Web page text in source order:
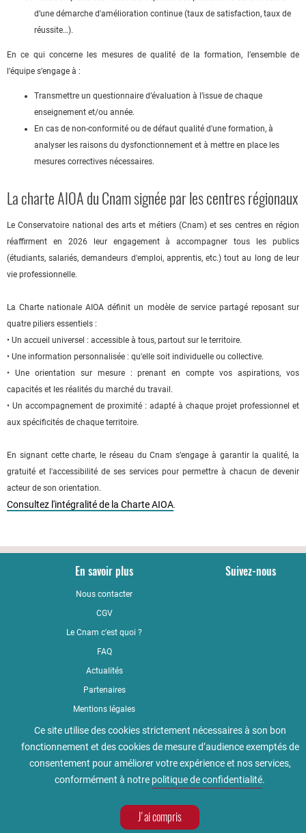
d’une démarche d'amélioration continue (taux de satisfaction, taux de
réussite…).
En ce qui concerne les mesures de qualité de la formation, l’ensemble de
l’équipe s’engage à :
Transmettre un questionnaire d’évaluation à l’issue de chaque
enseignement et/ou année.
En cas de non-conformité ou de défaut qualité d'une formation, à
analyser les raisons du dysfonctionnement et à mettre en place les
mesures correctives nécessaires.
La charte AIOA du Cnam signée par les centres régionaux
Le Conservatoire national des arts et métiers (Cnam) et ses centres en région
réaffirment en 2026 leur engagement à accompagner tous les publics
(étudiants, salariés, demandeurs d'emploi, apprentis, etc.) tout au long de leur
vie professionnelle.
La Charte nationale AIOA définit un modèle de service partagé reposant sur
quatre piliers essentiels :
• Un accueil universel : accessible à tous, partout sur le territoire.
• Une information personnalisée : qu'elle soit individuelle ou collective.
• Une orientation sur mesure : prenant en compte vos aspirations, vos
capacités et les réalités du marché du travail.
• Un accompagnement de proximité : adapté à chaque projet professionnel et
aux spécificités de chaque territoire.
En signant cette charte, le réseau du Cnam s’engage à garantir la qualité, la
gratuité et l'accessibilité de ses services pour permettre à chacun de devenir
acteur de son orientation.
Consultez l'intégralité de la Charte AIOA.
En savoir plus
Nous contacter
CGV
Le Cnam c'est quoi ?
FAQ
Actualités
Partenaires
Mentions légales
Qualité
Règlement intérieur
Accessibilité : non conforme
Politique de confidentialité
Suivez-nous
Prenez RDV
Ce site utilise des cookies strictement nécessaires à son bon
fonctionnement et des cookies de mesure d’audience exemptés de
consentement pour améliorer votre expérience et nos services,
conformément à notre politique de confidentialité.
J'ai compris